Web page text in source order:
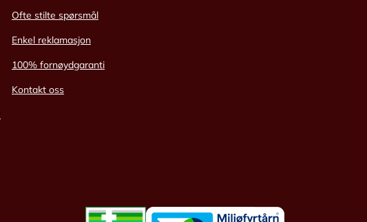
Ofte stilte spørsmål
Enkel reklamasjon
100% fornøydgaranti
Kontakt oss